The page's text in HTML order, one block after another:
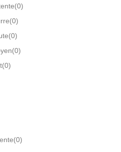
(0)
(0)
(0)
(0)
(0)
(0)